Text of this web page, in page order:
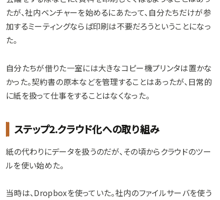
たが、社内ベンチャーを始めるにあたって、自分たちだけが参
加するミーティングならば印刷は不要だろうということになっ
た。
自分たちが借りた一室には大きなコピー機プリンタは置かな
かった。契約書の原本などを管理することはあったが、日常的
に紙を扱って仕事をすることはなくなった。
ステップ2.クラウド化への取り組み
紙の代わりにデータを扱うのだが、その頃からクラウドのツー
ルを使い始めた。
当時は、Dropboxを使っていた。社内のファイルサーバを使う